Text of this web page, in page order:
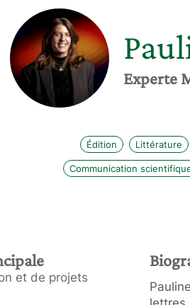
Experte
Édition Littérature
Communication
et de projets